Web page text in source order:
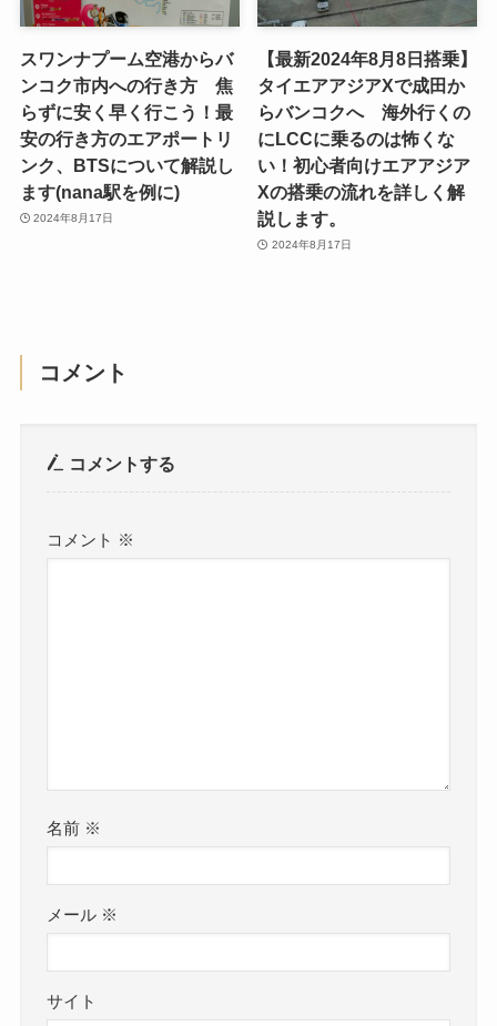
スワンナプーム空港からバ
ンコク市内への行き方 焦
らずに安く早く行こう！最
安の行き方のエアポートリ
ンク、BTSについて解説し
ます(nana駅を例に)
2024年8月17日
【最新2024年8月8日搭乗】
タイエアアジアXで成田か
らバンコクへ 海外行くの
にLCCに乗るのは怖くな
い！初心者向けエアアジア
Xの搭乗の流れを詳しく解
説します。
2024年8月17日
コメント
コメントする
コメント ※
名前 ※
メール ※
サイト